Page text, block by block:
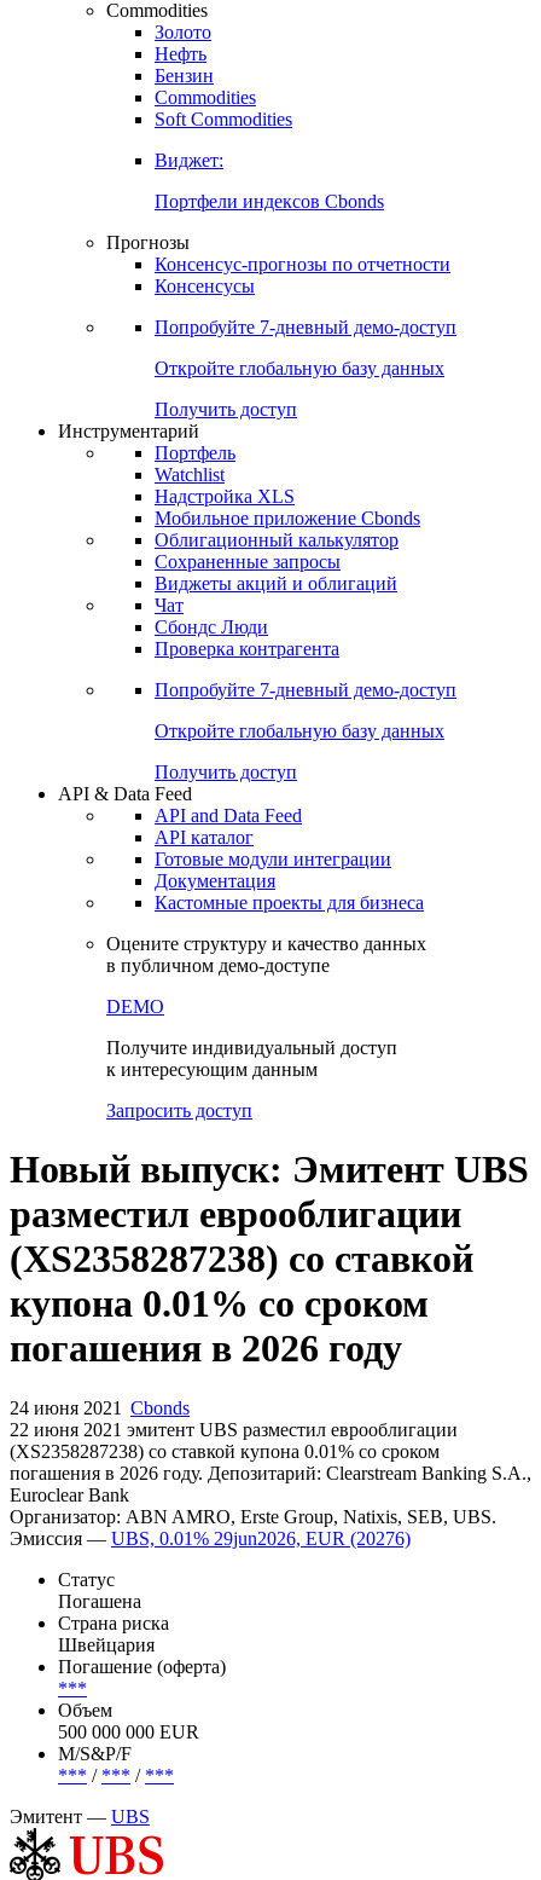
Commodities
Золото
Нефть
Бензин
Commodities
Soft Commodities
Виджет:
Портфели индексов Cbonds
Прогнозы
Консенсус-прогнозы по отчетности
Консенсусы
Попробуйте 7-дневный демо-доступ
Откройте глобальную базу данных
Получить доступ
Инструментарий
Портфель
Watchlist
Надстройка XLS
Мобильное приложение Cbonds
Облигационный калькулятор
Сохраненные запросы
Виджеты акций и облигаций
Чат
Сбондс Люди
Проверка контрагента
Попробуйте 7-дневный демо-доступ
Откройте глобальную базу данных
Получить доступ
API & Data Feed
API and Data Feed
API каталог
Готовые модули интеграции
Документация
Кастомные проекты для бизнеса
Оцените структуру и качество данных
в публичном демо-доступе
DEMO
Получите индивидуальный доступ
к интересующим данным
Запросить доступ
Новый выпуск: Эмитент UBS
разместил еврооблигации
(XS2358287238) со ставкой
купона 0.01% со сроком
погашения в 2026 году
24 июня 2021 Cbonds
22 июня 2021 эмитент UBS разместил еврооблигации
(XS2358287238) cо ставкой купона 0.01% со сроком
погашения в 2026 году. Депозитарий: Clearstream Banking S.A.,
Euroclear Bank
Организатор: ABN AMRO, Erste Group, Natixis, SEB, UBS.
Эмиссия — UBS, 0.01% 29jun2026, EUR (20276)
Статус
Погашена
Страна риска
Швейцария
Погашение (оферта)
***
Объем
500 000 000 EUR
М/S&P/F
*** / *** / ***
Эмитент — UBS